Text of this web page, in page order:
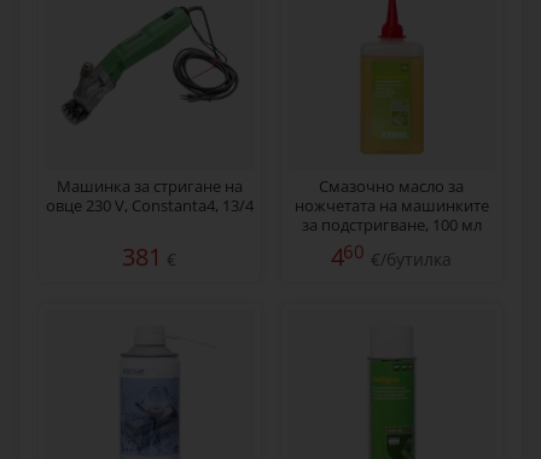
Машинка за стригане на
овце 230 V, Constanta4, 13/4
381 €
Смазочно масло за
ножчетата на машинките
за подстригване, 100 мл
460 €/бутилка